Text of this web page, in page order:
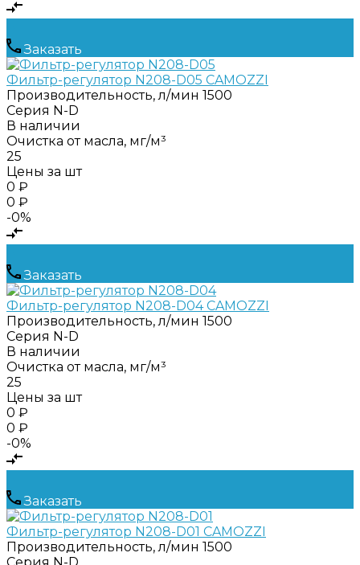
Заказать
Фильтр-регулятор N208-D05 CAMOZZI
Производительность, л/мин 1500
Серия N-D
В наличии
Очистка от масла, мг/м³
25
Цены за шт
0 ₽
0 ₽
-0%
Заказать
Фильтр-регулятор N208-D04 CAMOZZI
Производительность, л/мин 1500
Серия N-D
В наличии
Очистка от масла, мг/м³
25
Цены за шт
0 ₽
0 ₽
-0%
Заказать
Фильтр-регулятор N208-D01 CAMOZZI
Производительность, л/мин 1500